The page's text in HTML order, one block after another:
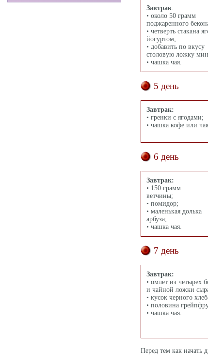
Завтрак:
• около 50 грамм
поджаренного
• четверть стакана
йогуртом;
• добавить по вкусу
столовую ложку
• чашка чая.
5 день
Завтрак:
• гренки с ягодами;
• чашка кофе или
6 день
Завтрак:
• 150 грамм
ветчины;
• помидор;
• маленькая долька
арбуза;
• чашка чая.
7 день
Завтрак:
• омлет из четырех
и чайной ложки
• кусок черного
• половина
• чашка чая.
Перед тем как начать